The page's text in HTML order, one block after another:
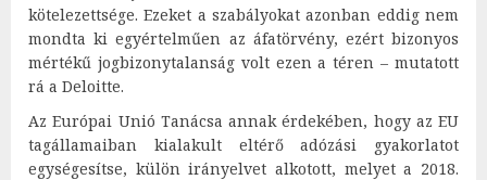
kötelezettsége. Ezeket a szabályokat azonban eddig nem
mondta ki egyértelműen az áfatörvény, ezért bizonyos
mértékű jogbizonytalanság volt ezen a téren – mutatott
rá a Deloitte.
Az Európai Unió Tanácsa annak érdekében, hogy az EU
tagállamaiban kialakult eltérő adózási gyakorlatot
egységesítse, külön irányelvet alkotott, melyet a 2018.